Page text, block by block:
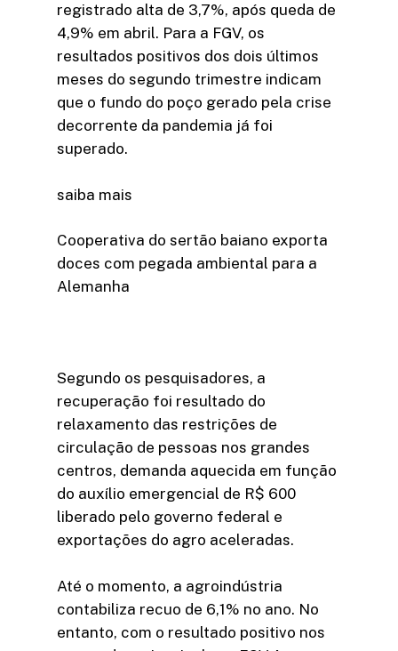
registrado alta de 3,7%, após queda de
4,9% em abril. Para a FGV, os
resultados positivos dos dois últimos
meses do segundo trimestre indicam
que o fundo do poço gerado pela crise
decorrente da pandemia já foi
superado.
saiba mais
Cooperativa do sertão baiano exporta
doces com pegada ambiental para a
Alemanha
Segundo os pesquisadores, a
recuperação foi resultado do
relaxamento das restrições de
circulação de pessoas nos grandes
centros, demanda aquecida em função
do auxílio emergencial de R$ 600
liberado pelo governo federal e
exportações do agro aceleradas.
Até o momento, a agroindústria
contabiliza recuo de 6,1% no ano. No
entanto, com o resultado positivo nos